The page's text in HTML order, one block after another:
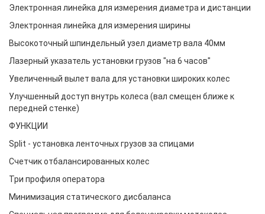
Электронная линейка для измерения диаметра и дистанции
Электронная линейка для измерения ширины
Высокоточный шпиндельный узел диаметр вала 40мм
Лазерный указатель установки грузов "на 6 часов"
Увеличенный вылет вала для установки широких колес
Улучшенный доступ внутрь колеса (вал смещен ближе к
передней стенке)
ФУНКЦИИ
Split - установка ленточных грузов за спицами
Счетчик отбалансированных колес
Три профиля оператора
Минимизация статического дисбаланса